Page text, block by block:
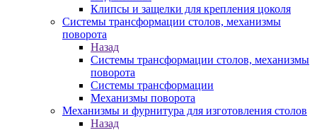
Клипсы и защелки для крепления цоколя
Системы трансформации столов, механизмы
поворота
Назад
Системы трансформации столов, механизмы
поворота
Системы трансформации
Механизмы поворота
Механизмы и фурнитура для изготовления столов
Назад